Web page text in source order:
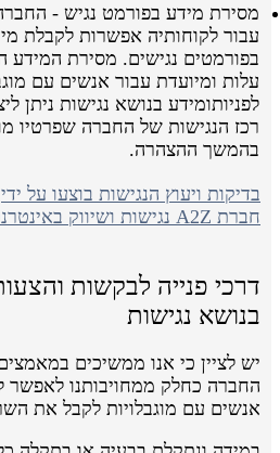
מסירת מידע בפורמט נגיש - החברה
עבור לקוחותיה אפשרות לקבלת
בפורמטים נגישים. מסירת המידע
עלות ומיועדת עבור אנשים עם
לפניותומידע בנושא נגישות ניתן
רכז הנגישות של החברה שפרטיו
בהמשך ההצהרה.
בדיקות ויעוץ הנגישות בוצעו על ידי
חברת A2Z נגישות ושיווק באינטרנט
דרכי פנייה לבקשות
בנושא נגישות
יש לציין כי אנו ממשיכים
החברה כחלק ממחויבותנו לאפשר
אנשים עם מוגבלויות לקבל את